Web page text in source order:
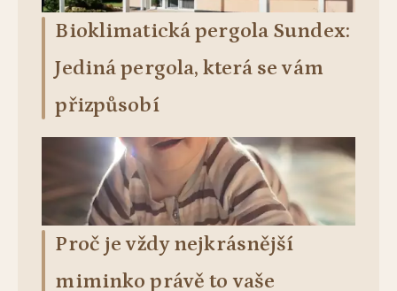
Bioklimatická pergola Sundex:
Jediná pergola, která se vám
přizpůsobí
Proč je vždy nejkrásnější
miminko právě to vaše